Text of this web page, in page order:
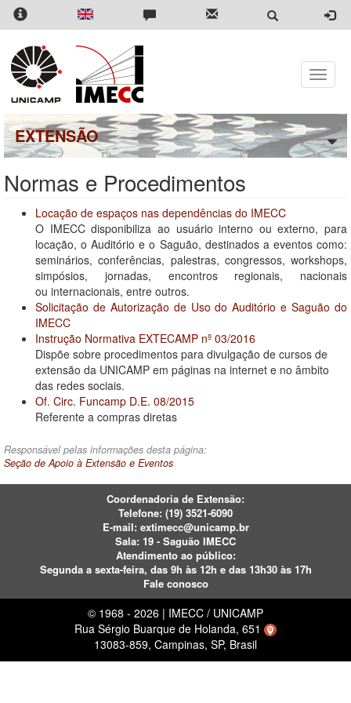
Pular
para
conteúdo
principal
Toggle
EXTENSÃO
Normas e Procedimentos
Locação de espaços nas dependências do IMECC
O IMECC disponibiliza ao usuário interno ou externo, para
locação, o Auditório e o Saguão, destinados a eventos como:
seminários, conferências, palestras, congressos, workshops,
simpósios, jornadas, encontros regionais, nacionais
ou internacionais, entre outros.
Solicitação de Autorização de Uso do Auditório e Saguão do
IMECC
Instrução Normativa EXTECAMP nº 03/2016
Dispõe sobre procedimentos para divulgação de cursos de
extensão da UNICAMP em páginas na internet e no âmbito
das redes sociais.
Of. Circ. Funcamp D.E. 08/2015
Referente a compras diretas
Responsável pelas informações desta página:
Seção de Apoio à Extensão e Eventos
Coordenadoria de Extensão:
Telefone: (19) 3521-6090
E-mail: extimecc@unicamp.br
Sala: 19 - Saguão IMECC
Atendimento ao público:
Segunda a sexta-feira, das 9h às 12h e das 13h30 às 17h
Fale conosco
© 1968 - 2026 | IMECC / UNICAMP
Rua Sérgio Buarque de Holanda, 651
13083-859, Campinas, SP, Brasil